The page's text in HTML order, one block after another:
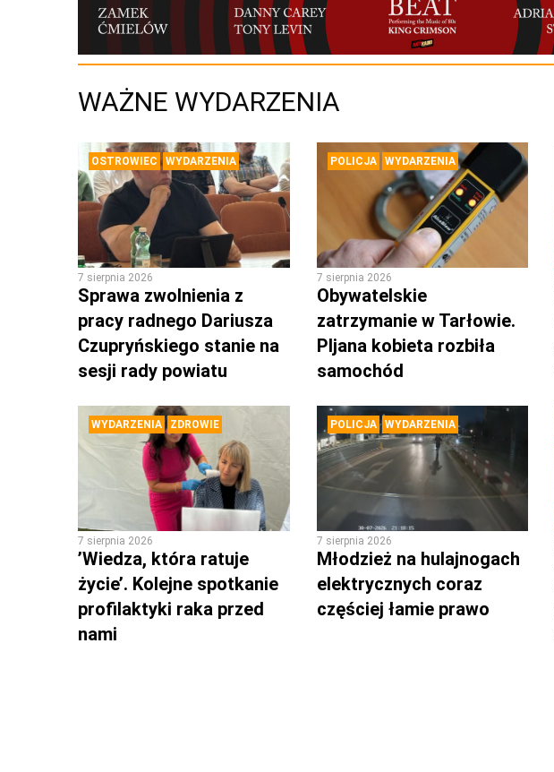
WAŻNE WYDARZENIA
OSTROWIEC WYDARZENIA
7 sierpnia 2026
Sprawa zwolnienia z
pracy radnego Dariusza
Czupryńskiego stanie na
sesji rady powiatu
POLICJA WYDARZENIA
7 sierpnia 2026
Obywatelskie
zatrzymanie w Tarłowie.
PIjana kobieta rozbiła
samochód
WYDARZENIA ZDROWIE
7 sierpnia 2026
’Wiedza, która ratuje
życie’. Kolejne spotkanie
profilaktyki raka przed
nami
POLICJA WYDARZENIA
7 sierpnia 2026
Młodzież na hulajnogach
elektrycznych coraz
częściej łamie prawo